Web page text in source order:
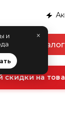
×
и
Каталог
на